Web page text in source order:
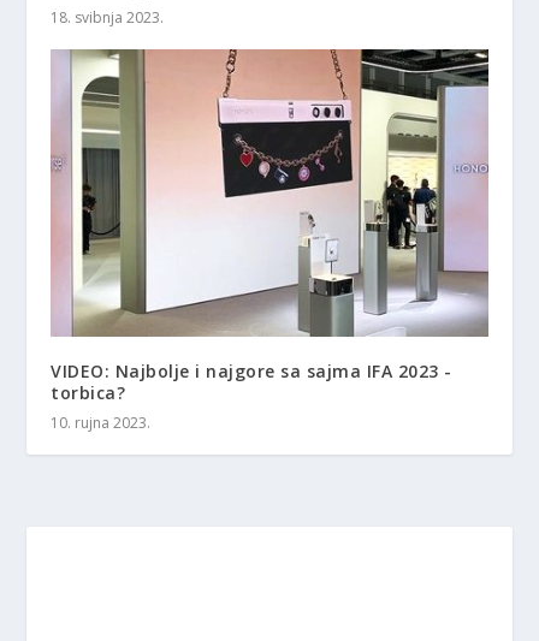
18. svibnja 2023.
VIDEO: Najbolje i najgore sa sajma IFA 2023 -
torbica?
10. rujna 2023.